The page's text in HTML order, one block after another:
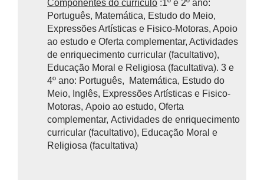
Componentes do currículo :1º e 2º ano:
Português, Matemática, Estudo do Meio,
Expressões Artísticas e Fisico-Motoras, Apoio
ao estudo e Oferta complementar, Actividades
de enriquecimento curricular (facultativo),
Educação Moral e Religiosa (facultativa). 3 e
4º ano: Português, Matemática, Estudo do
Meio, Inglês, Expressões Artísticas e Fisico-
Motoras, Apoio ao estudo, Oferta
complementar, Actividades de enriquecimento
curricular (facultativo), Educação Moral e
Religiosa (facultativa)